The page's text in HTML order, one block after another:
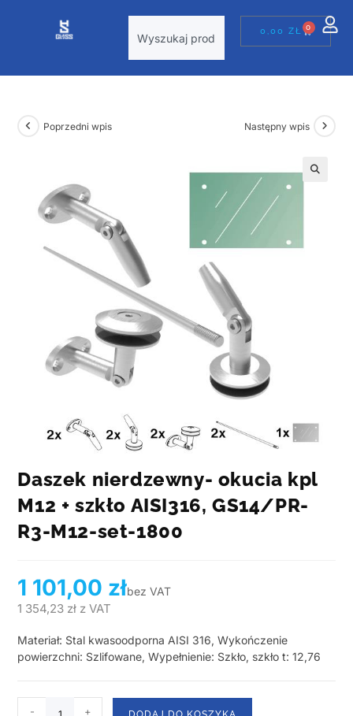
0,00ZŁ 0
Poprzedni wpis Następny wpis
Daszek nierdzewny- okucia kpl
M12 + szkło AISI316, GS14/PR-
R3-M12-set-1800
1 101,00 złbez VAT
1 354,23 zł z VAT
Materiał: Stal kwasoodporna AISI 316, Wykończenie
powierzchni: Szlifowane, Wypełnienie: Szkło, szkło t: 12,76
- +